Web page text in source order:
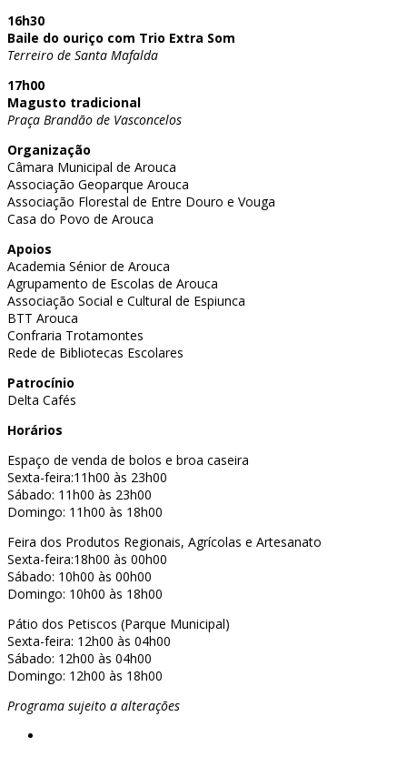
16h30
Baile do ouriço com Trio Extra Som
Terreiro de Santa Mafalda
17h00
Magusto tradicional
Praça Brandão de Vasconcelos
Organização
Câmara Municipal de Arouca
Associação Geoparque Arouca
Associação Florestal de Entre Douro e Vouga
Casa do Povo de Arouca
Apoios
Academia Sénior de Arouca
Agrupamento de Escolas de Arouca
Associação Social e Cultural de Espiunca
BTT Arouca
Confraria Trotamontes
Rede de Bibliotecas Escolares
Patrocínio
Delta Cafés
Horários
Espaço de venda de bolos e broa caseira
Sexta-feira:11h00 às 23h00
Sábado: 11h00 às 23h00
Domingo: 11h00 às 18h00
Feira dos Produtos Regionais, Agrícolas e Artesanato
Sexta-feira:18h00 às 00h00
Sábado: 10h00 às 00h00
Domingo: 10h00 às 18h00
Pátio dos Petiscos (Parque Municipal)
Sexta-feira: 12h00 às 04h00
Sábado: 12h00 às 04h00
Domingo: 12h00 às 18h00
Programa sujeito a alterações